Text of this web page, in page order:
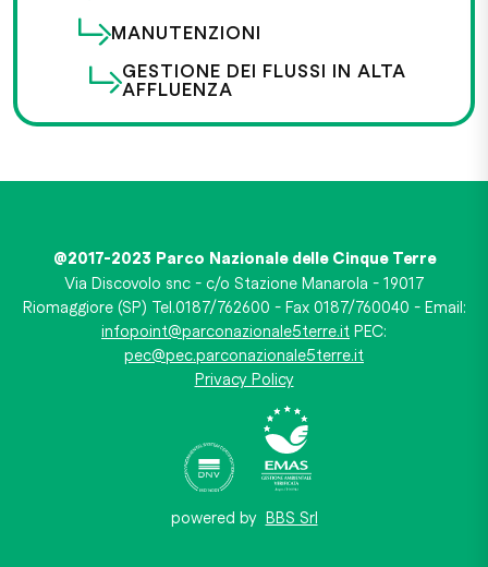
MANUTENZIONI
GESTIONE DEI FLUSSI IN ALTA
AFFLUENZA
@2017-2023 Parco Nazionale delle Cinque Terre
Via Discovolo snc - c/o Stazione Manarola - 19017
Riomaggiore (SP) Tel.0187/762600 - Fax 0187/760040 - Email:
infopoint@parconazionale5terre.it PEC:
pec@pec.parconazionale5terre.it
Privacy Policy
powered by BBS Srl